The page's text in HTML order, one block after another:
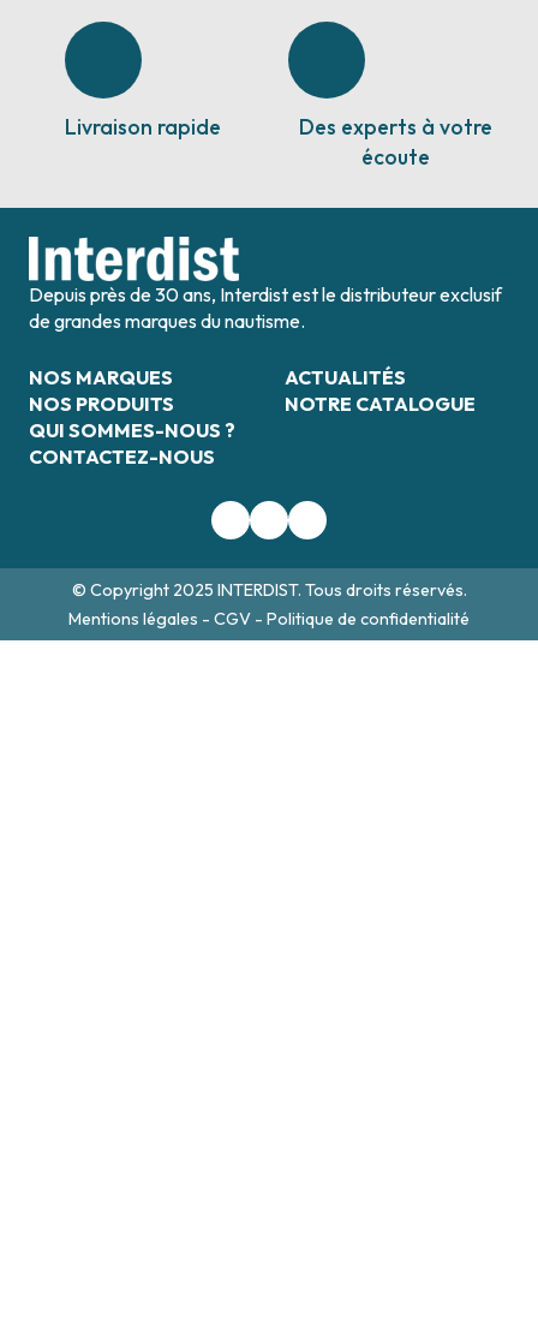
Livraison rapide
Des experts à votre
écoute
Depuis près de 30 ans, Interdist est le distributeur exclusif
de grandes marques du nautisme.
NOS MARQUES
NOS PRODUITS
QUI SOMMES-NOUS ?
CONTACTEZ-NOUS
ACTUALITÉS
NOTRE CATALOGUE
© Copyright 2025 INTERDIST. Tous droits réservés.
Mentions légales - CGV - Politique de confidentialité